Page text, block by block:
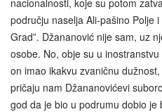
području naselja Ali‑pašino Polje
Grad”. Džananović nije sam, uz
osobe. No, obje su u inostranstvu
on imao ikakvu zvaničnu
pričaju nam Džananovićevi
god da je bio u podrumu dobio je